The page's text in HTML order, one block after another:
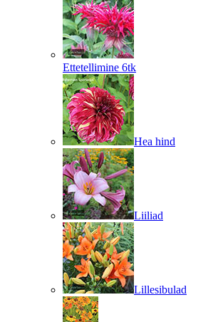
Ettetellimine 6tk
Hea hind
Liiliad
Lillesibulad